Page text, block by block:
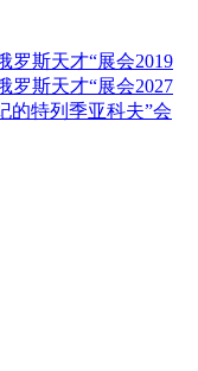
罗斯天才“展会2019
罗斯天才“展会2027
的特列季亚科夫”会